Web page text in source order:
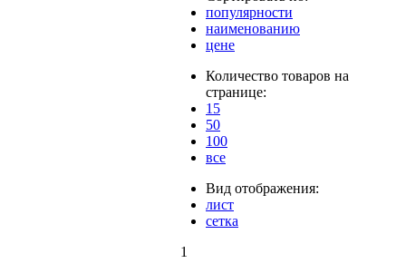
популярности
наименованию
цене
Количество товаров на
странице:
15
50
100
все
Вид отображения:
лист
сетка
1